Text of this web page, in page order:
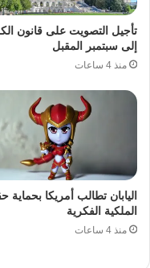
تأجيل التصويت على قانون
إلى سبتمبر المقبل
منذ 4 ساعات
اليابان تطالب أمريكا بحماية
الملكية الفكرية
منذ 4 ساعات